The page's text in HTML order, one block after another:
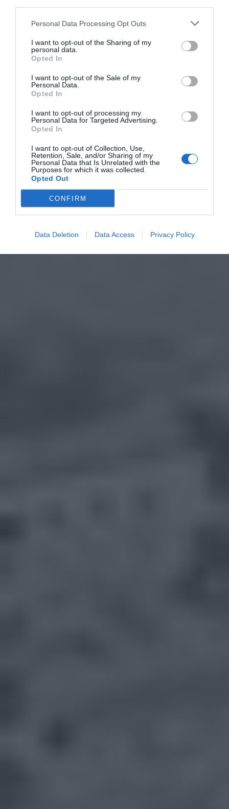
Personal Data Processing Opt Outs
I want to opt-out of the Sharing of my
personal data.
Opted In
I want to opt-out of the Sale of my
Personal Data.
Opted In
I want to opt-out of processing my
Personal Data for Targeted Advertising.
Opted In
I want to opt-out of Collection, Use,
Retention, Sale, and/or Sharing of my
Personal Data that Is Unrelated with the
Purposes for which it was collected.
Opted Out
CONFIRM
Data Deletion Data Access Privacy Policy